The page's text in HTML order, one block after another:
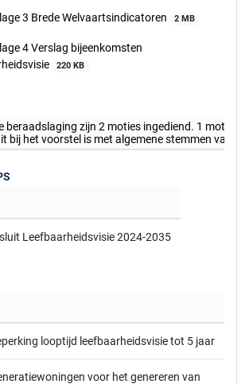
3 Brede Welvaartsindicatoren 2 MB
4 Verslag bijeenkomsten
220 KB
beraadslaging zijn 2 moties ingediend. 1 motie
bij het voorstel is met algemene stemmen
Leefbaarheidsvisie 2024-2035
looptijd leefbaarheidsvisie tot 5 jaar
voor het genereren van